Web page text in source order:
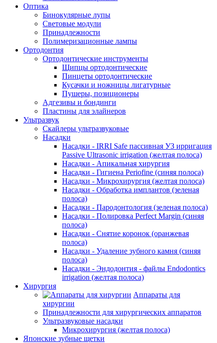
Оптика
Бинокулярные лупы
Световые модули
Принадлежности
Полимеризационные лампы
Ортодонтия
Ортодонтические инструменты
Щипцы ортодонтические
Пинцеты ортодонтические
Кусачки и ножницы лигатурные
Пушеры, позиционеры
Адгезивы и бондинги
Пластины для элайнеров
Ультразвук
Скайлеры ультразвуковые
Насадки
Насадки - IRRI Safe пассивная УЗ ирригация
Passive Ultrasonic irrigation (желтая полоса)
Насадки - Апикальная хирургия
Насадки - Гигиена Periofine (синяя полоса)
Насадки - Микрохирургия (желтая полоса)
Насадки - Обработка имплантов (зеленая
полоса)
Насадки - Пародонтология (зеленая полоса)
Насадки - Полировка Perfect Margin (синяя
полоса)
Насадки - Снятие коронок (оранжевая
полоса)
Насадки - Удаление зубного камня (синяя
полоса)
Насадки - Эндодонтия - файлы Endodontics
irrigation (желтая полоса)
Хирургия
Аппараты для
хирургии
Принадлежности для хирургических аппаратов
Ультразвуковые насадки
Микрохирургия (желтая полоса)
Японские зубные щетки